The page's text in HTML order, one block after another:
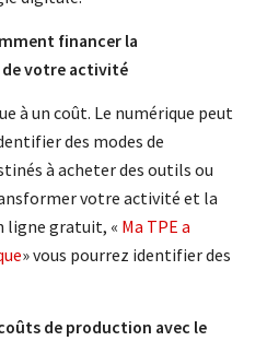
financer la
votre activité
à un coût. Le numérique peut
des modes de
à acheter des outils ou
votre activité et la
ligne gratuit, « Ma TPE a
» vous pourrez identifier des
de production avec le